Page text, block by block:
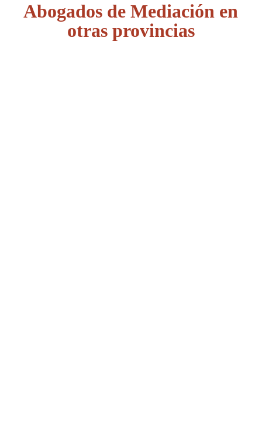
Abogados de Mediación en
otras provincias